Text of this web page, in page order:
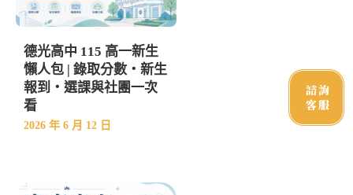
德光高中 115 高一新生
懶人包 | 錄取分數・新生
報到・選課與社團一次
看
2026 年 6 月 12 日
諮詢
客服